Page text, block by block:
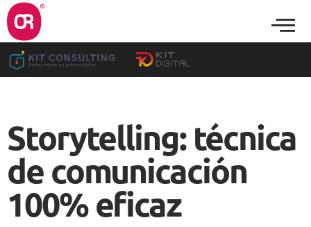
Storytelling: técnica
de comunicación
100% eficaz